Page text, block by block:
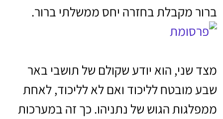
ברור מקבלת בחזרה יחס ממשלתי ברור.
מצד שני, הוא יודע שקולם של תושבי באר
שבע מובטח לליכוד ואם לא לליכוד, לאחת
ממפלגות הגוש של נתניהו. כך זה במערכות